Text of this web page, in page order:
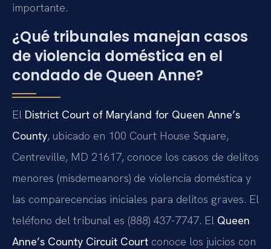
importante.
¿Qué tribunales manejan casos
de violencia doméstica en el
condado de Queen Anne?
El District Court of Maryland for Queen Anne’s
County, ubicado en 100 Court House Square,
Centreville, MD 21617, conoce los casos de delitos
menores (misdemeanors) de violencia doméstica y
las comparecencias iniciales para delitos graves. El
teléfono del tribunal es (888) 437-7747. El Queen
Anne’s County Circuit Court conoce los juicios con